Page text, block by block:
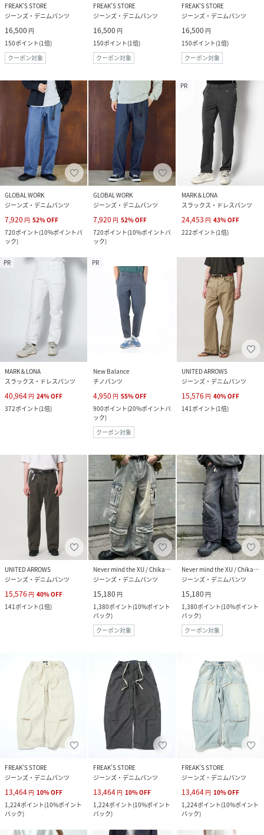
FREAK’S STORE
ジーンズ・デニムパンツ
16,500 円
150ポイント(1倍)
クーポン対象
FREAK’S STORE
ジーンズ・デニムパンツ
16,500 円
150ポイント(1倍)
クーポン対象
FREAK’S STORE
ジーンズ・デニムパンツ
16,500 円
150ポイント(1倍)
クーポン対象
GLOBAL WORK
ジーンズ・デニムパンツ
7,920 円 52%OFF
720ポイント(10%ポイントバ
ック)
GLOBAL WORK
ジーンズ・デニムパンツ
7,920 円 52%OFF
720ポイント(10%ポイントバ
ック)
PR
MARK＆LONA
スラックス・ドレスパンツ
24,453 円 43%OFF
222ポイント(1倍)
PR
MARK＆LONA
スラックス・ドレスパンツ
40,964 円 24%OFF
372ポイント(1倍)
PR
New Balance
チノパンツ
4,950 円 55%OFF
900ポイント(20%ポイントバ
ック)
クーポン対象
UNITED ARROWS
ジーンズ・デニムパンツ
15,576 円 40%OFF
141ポイント(1倍)
UNITED ARROWS
ジーンズ・デニムパンツ
15,576 円 40%OFF
141ポイント(1倍)
Never mind the XU / Chikashitsu+
ジーンズ・デニムパンツ
15,180 円
1,380ポイント(10%ポイント
バック)
クーポン対象
Never mind the XU / Chikashitsu+
ジーンズ・デニムパンツ
15,180 円
1,380ポイント(10%ポイント
バック)
クーポン対象
FREAK’S STORE
ジーンズ・デニムパンツ
13,464 円 10%OFF
1,224ポイント(10%ポイント
バック)
FREAK’S STORE
ジーンズ・デニムパンツ
13,464 円 10%OFF
1,224ポイント(10%ポイント
バック)
FREAK’S STORE
ジーンズ・デニムパンツ
13,464 円 10%OFF
1,224ポイント(10%ポイント
バック)